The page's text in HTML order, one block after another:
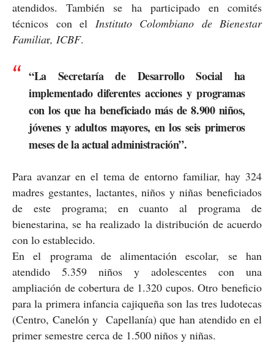
atendidos. También se ha participado en comités
técnicos con el Instituto Colombiano de Bienestar
Familiar, ICBF.
“La Secretaría de Desarrollo Social ha
implementado diferentes acciones y programas
con los que ha beneficiado más de 8.900 niños,
jóvenes y adultos mayores, en los seis primeros
meses de la actual administración”.
Para avanzar en el tema de entorno familiar, hay 324
madres gestantes, lactantes, niños y niñas beneficiados
de este programa; en cuanto al programa de
bienestarina, se ha realizado la distribución de acuerdo
con lo establecido.
En el programa de alimentación escolar, se han
atendido 5.359 niños y adolescentes con una
ampliación de cobertura de 1.320 cupos. Otro beneficio
para la primera infancia cajiqueña son las tres ludotecas
(Centro, Canelón y Capellanía) que han atendido en el
primer semestre cerca de 1.500 niños y niñas.